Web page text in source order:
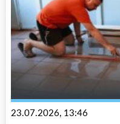
23.07.2026, 13:46